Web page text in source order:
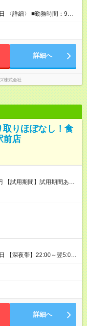
〈詳細〉 ■勤務時間：9時
間以上勤務の場合は休憩60
・15時00分～20時30分 ■週2日～、可 ■連続休日、可
詳細へ
株式会社
りほぼなし！食
前店
与は本採用時と同じです。
し）ですが、切り上げで
【深夜帯】22:00～翌5:00
5:00までは18歳以上の方
止のため） ★深夜で
すので、安心して働けま
詳細へ